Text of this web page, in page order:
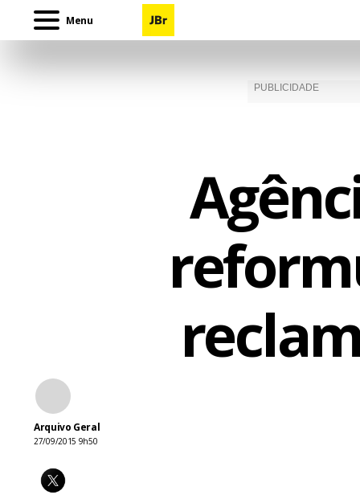
Menu
Arquivo Geral
27/09/2015 9h50